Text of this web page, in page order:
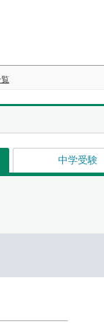
覧
中学受験